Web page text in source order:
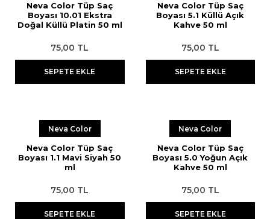
Neva Color Tüp Saç
Boyası 10.01 Ekstra
Doğal Küllü Platin 50 ml
75,00 TL
SEPETE EKLE
Neva Color Tüp Saç
Boyası 5.1 Küllü Açık
Kahve 50 ml
75,00 TL
SEPETE EKLE
Neva Color
Neva Color Tüp Saç
Boyası 1.1 Mavi Siyah 50
ml
75,00 TL
SEPETE EKLE
Neva Color
Neva Color Tüp Saç
Boyası 5.0 Yoğun Açık
Kahve 50 ml
75,00 TL
SEPETE EKLE